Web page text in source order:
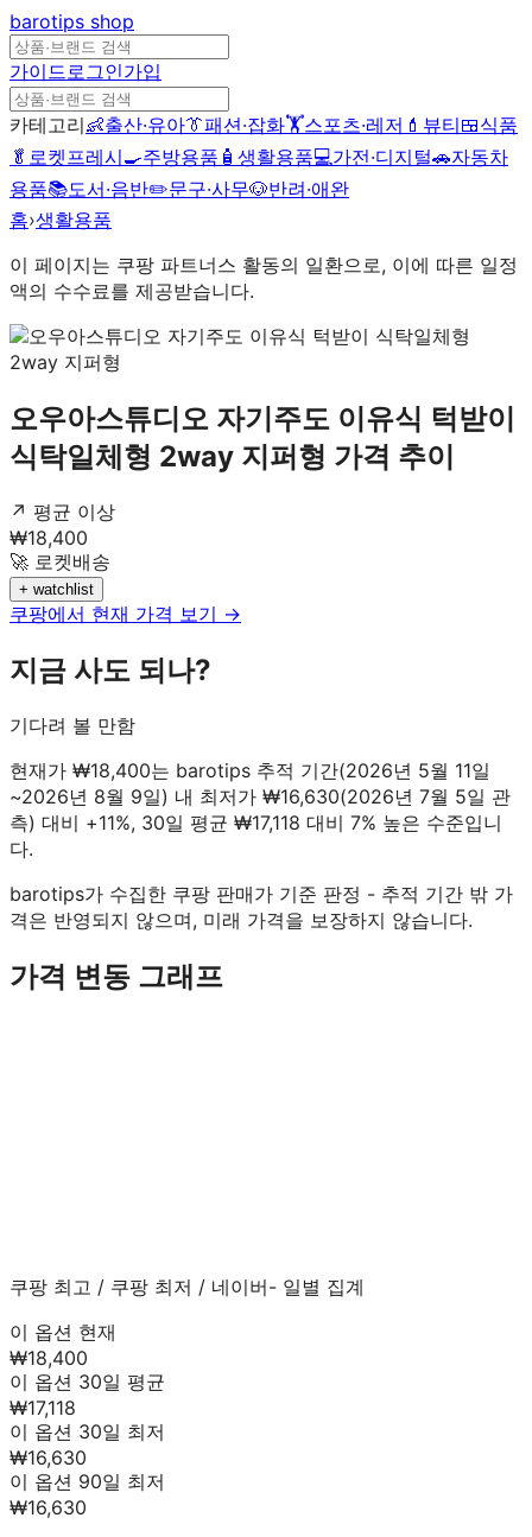
barotips shop
가이드로그인가입
카테고리👶출산·유아👔패션·잡화🏋️스포츠·레저 💄 뷰티🍱식품
🥬 로켓프레시🍳주방용품 🧴 생활용품💻가전·디지털🚗자동차
용품📚도서·음반✏️문구·사무🐶반려·애완
홈›생활용품
이 페이지는 쿠팡 파트너스 활동의 일환으로, 이에 따른 일정
액의 수수료를 제공받습니다.
오우아스튜디오 자기주도 이유식 턱받이
식탁일체형 2way 지퍼형 가격 추이
↗ 평균 이상
₩18,400
🚀 로켓배송
+ watchlist
쿠팡에서 현재 가격 보기 →
지금 사도 되나?
기다려 볼 만함
현재가 ₩18,400는 barotips 추적 기간(2026년 5월 11일
~2026년 8월 9일) 내 최저가 ₩16,630(2026년 7월 5일 관
측) 대비 +11%, 30일 평균 ₩17,118 대비 7% 높은 수준입니
다.
barotips가 수집한 쿠팡 판매가 기준 판정 - 추적 기간 밖 가
격은 반영되지 않으며, 미래 가격을 보장하지 않습니다.
가격 변동 그래프
쿠팡 최고 / 쿠팡 최저 / 네이버- 일별 집계
이 옵션 현재
₩18,400
이 옵션 30일 평균
₩17,118
이 옵션 30일 최저
₩16,630
이 옵션 90일 최저
₩16,630